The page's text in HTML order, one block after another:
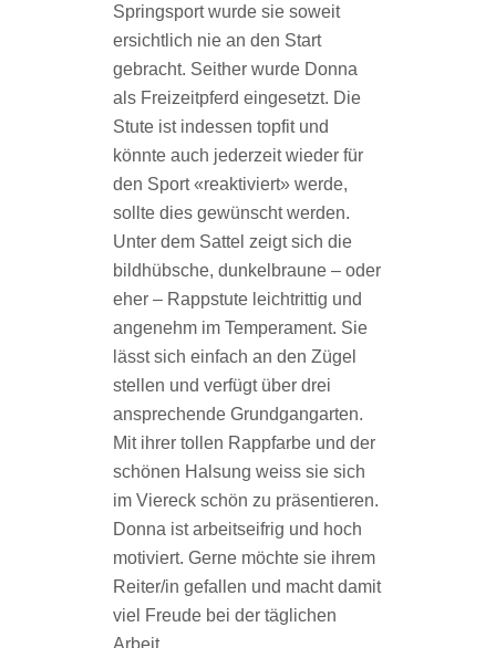
Springsport wurde sie soweit
ersichtlich nie an den Start
gebracht. Seither wurde Donna
als Freizeitpferd eingesetzt. Die
Stute ist indessen topfit und
könnte auch jederzeit wieder für
den Sport «reaktiviert» werde,
sollte dies gewünscht werden.
Unter dem Sattel zeigt sich die
bildhübsche, dunkelbraune – oder
eher – Rappstute leichtrittig und
angenehm im Temperament. Sie
lässt sich einfach an den Zügel
stellen und verfügt über drei
ansprechende Grundgangarten.
Mit ihrer tollen Rappfarbe und der
schönen Halsung weiss sie sich
im Viereck schön zu präsentieren.
Donna ist arbeitseifrig und hoch
motiviert. Gerne möchte sie ihrem
Reiter/in gefallen und macht damit
viel Freude bei der täglichen
Arbeit.